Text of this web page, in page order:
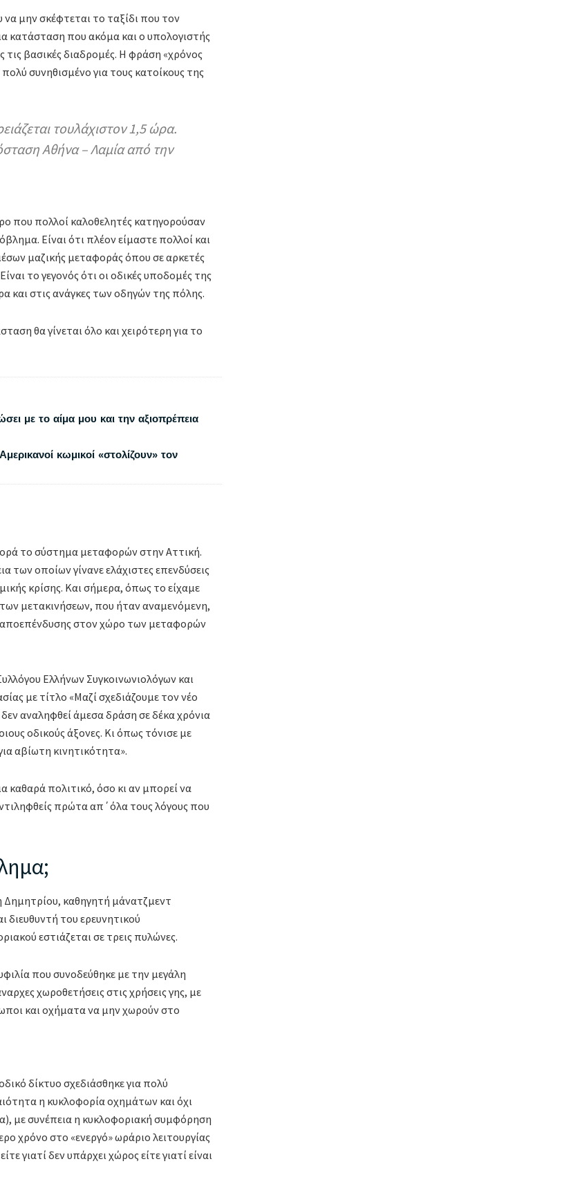
να μην σκέφτεται το ταξίδι που τον
κατάσταση που ακόμα και ο υπολογιστής
τις βασικές διαδρομές. Η φράση «χρόνος
συνηθισμένο για τους κατοίκους της
τουλάχιστον 1,5 ώρα.
Αθήνα – Λαμία από την
που πολλοί καλοθελητές κατηγορούσαν
Είναι ότι πλέον είμαστε πολλοί και
μαζικής μεταφοράς όπου σε αρκετές
το γεγονός ότι οι οδικές υποδομές της
και στις ανάγκες των οδηγών της πόλης.
θα γίνεται όλο και χειρότερη για το
με το αίμα μου και την αξιοπρέπεια
κωμικοί «στολίζουν» τον
το σύστημα μεταφορών στην Αττική.
των οποίων γίνανε ελάχιστες επενδύσεις
κρίσης. Και σήμερα, όπως το είχαμε
μετακινήσεων, που ήταν αναμενόμενη,
αποεπένδυσης στον χώρο των μεταφορών
Ελλήνων Συγκοινωνιολόγων και
με τίτλο «Μαζί σχεδιάζουμε τον νέο
αναληφθεί άμεσα δράση σε δέκα χρόνια
οδικούς άξονες. Κι όπως τόνισε με
αβίωτη κινητικότητα».
καθαρά πολιτικό, όσο κι αν μπορεί να
πρώτα απ΄όλα τους λόγους που
Δημητρίου, καθηγητή μάνατζμεντ
του ερευνητικού
εστιάζεται σε τρεις πυλώνες.
που συνοδεύθηκε με την μεγάλη
χωροθετήσεις στις χρήσεις γης, με
και οχήματα να μην χωρούν στο
δίκτυο σχεδιάσθηκε για πολύ
η κυκλοφορία οχημάτων και όχι
με συνέπεια η κυκλοφοριακή συμφόρηση
χρόνο στο «ενεργό» ωράριο λειτουργίας
γιατί δεν υπάρχει χώρος είτε γιατί είναι